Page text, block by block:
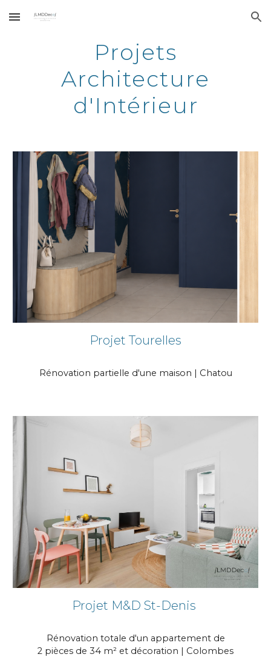
Skip to main content Skip to navigation
Projets
Architecture
d'Intérieur
ProjetTourelles
Rénovation partielle d'une maison | Chatou
Projet M&D St-Denis
Rénovation totale d'un appartement de
2 pièces de 34 m² et décoration | Colombes